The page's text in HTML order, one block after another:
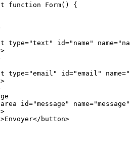
function Form()
{
type="text " id=" name " name="
>
type="email " id="email " name="
>
id="message " name="message "
>
>Envoyer</ button>